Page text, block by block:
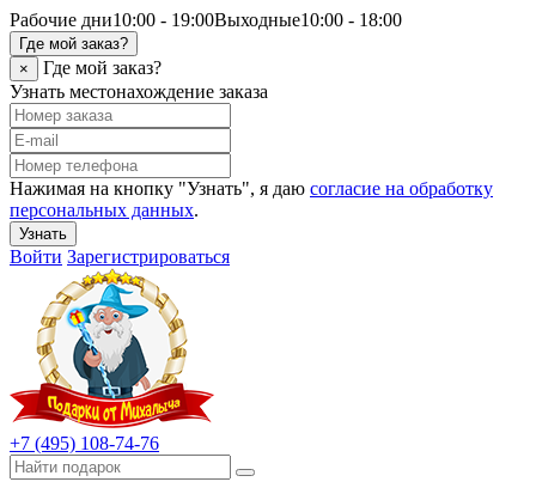
Рабочие дни10:00 - 19:00Выходные10:00 - 18:00
Где мой заказ?
×
Где мой заказ?
Узнать местонахождение заказа
Нажимая на кнопку "Узнать", я даю согласие на обработку
персональных данных.
Узнать
Войти Зарегистрироваться
+7 (495) 108-74-76